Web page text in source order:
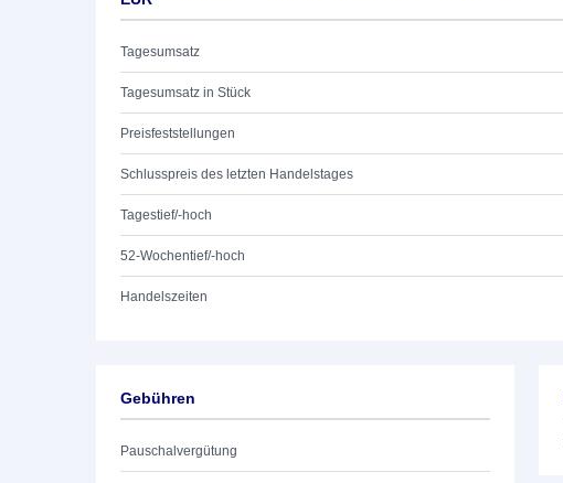
Tagesumsatz
Tagesumsatz in Stück
Preisfeststellungen
Schlusspreis des letzten Handelstages
Tagestief/-hoch
52-Wochentief/-hoch
Handelszeiten
Gebühren
Pauschalvergütung